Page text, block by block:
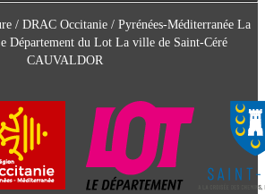
/ DRAC Occitanie / Pyrénées-Méditerranée La
Département du Lot La ville de Saint-Céré
CAUVALDOR